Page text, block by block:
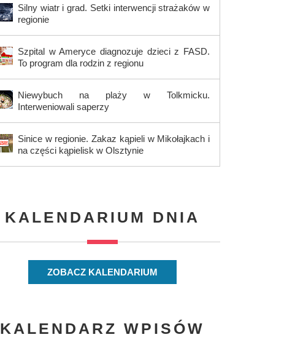
Silny wiatr i grad. Setki interwencji strażaków w
regionie
Szpital w Ameryce diagnozuje dzieci z FASD.
To program dla rodzin z regionu
Niewybuch na plaży w Tolkmicku.
Interweniowali saperzy
Sinice w regionie. Zakaz kąpieli w Mikołajkach i
na części kąpielisk w Olsztynie
KALENDARIUM DNIA
ZOBACZ KALENDARIUM
KALENDARZ WPISÓW